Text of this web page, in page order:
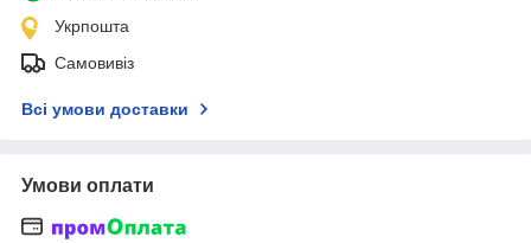
Укрпошта
Самовивіз
Всі умови доставки
Умови оплати